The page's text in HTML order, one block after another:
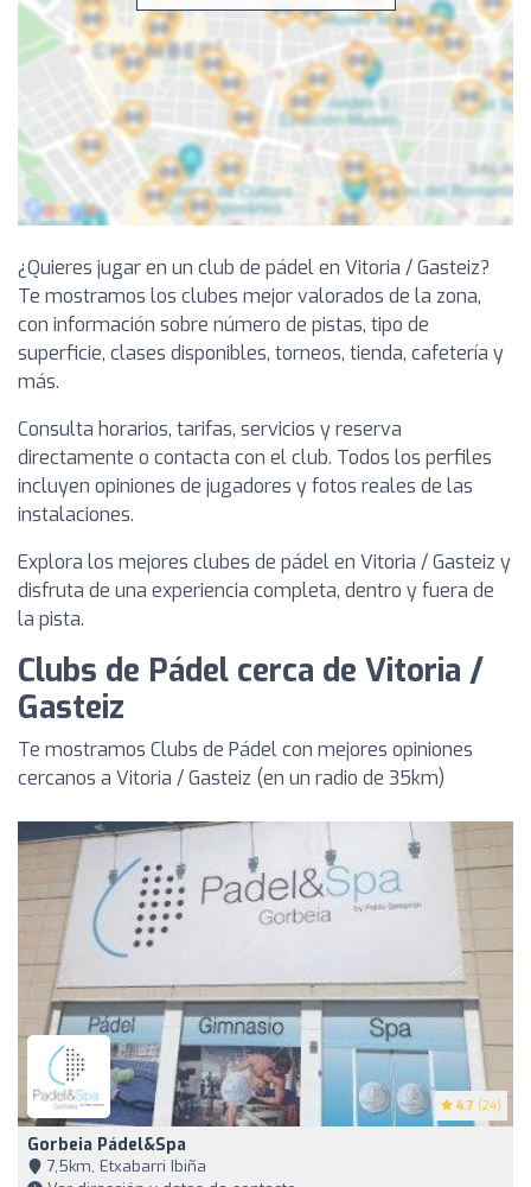
¿Quieres jugar en un club de pádel en Vitoria / Gasteiz?
Te mostramos los clubes mejor valorados de la zona,
con información sobre número de pistas, tipo de
superficie, clases disponibles, torneos, tienda, cafetería y
más.
Consulta horarios, tarifas, servicios y reserva
directamente o contacta con el club. Todos los perfiles
incluyen opiniones de jugadores y fotos reales de las
instalaciones.
Explora los mejores clubes de pádel en Vitoria / Gasteiz y
disfruta de una experiencia completa, dentro y fuera de
la pista.
Clubs de Pádel cerca de Vitoria /
Gasteiz
Te mostramos Clubs de Pádel con mejores opiniones
cercanos a Vitoria / Gasteiz (en un radio de 35km)
4.7 (24)
Gorbeia Pádel&Spa
7,5km, Etxabarri Ibiña